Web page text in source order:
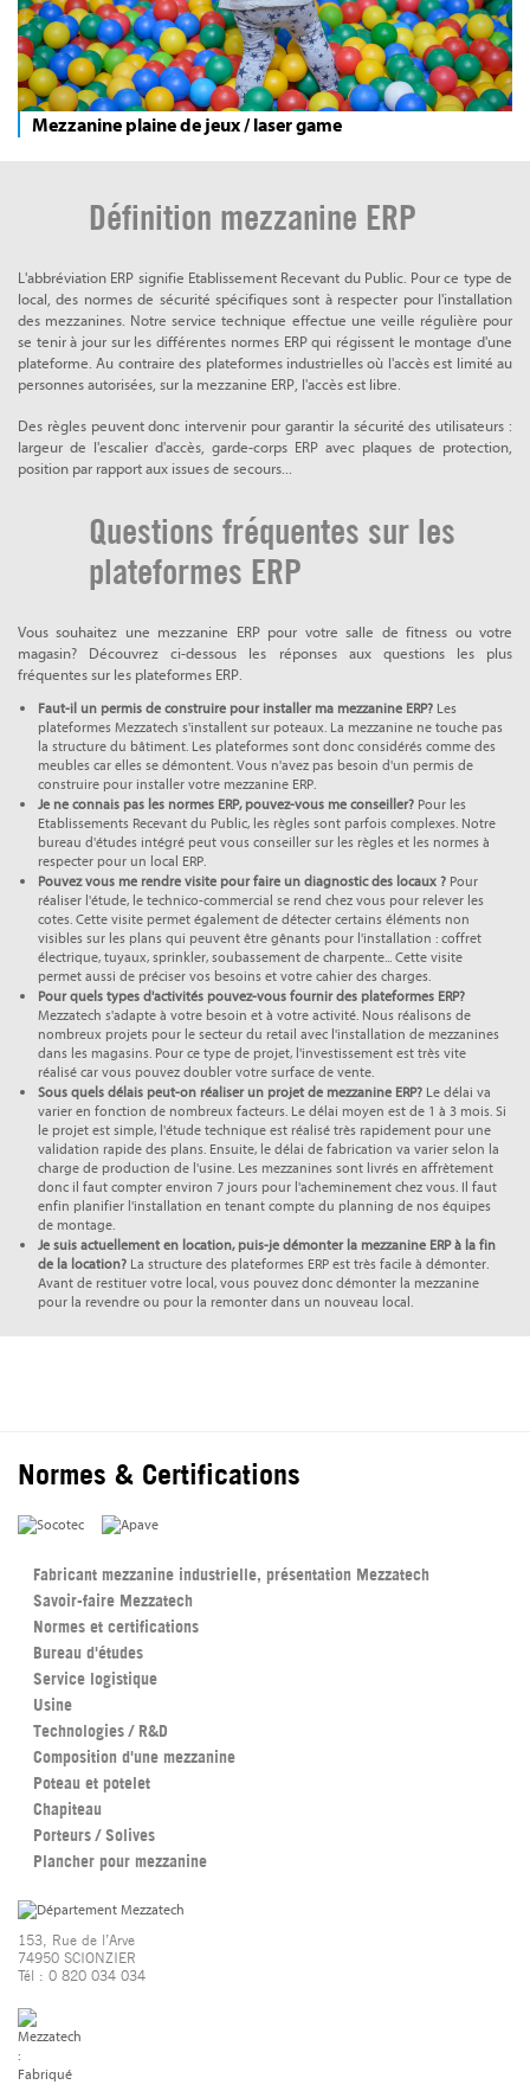
Mezzanine plaine de jeux / laser game
Définition mezzanine ERP
L'abbréviation ERP signifie Etablissement Recevant du Public. Pour ce type de
local, des normes de sécurité spécifiques sont à respecter pour l'installation
des mezzanines. Notre service technique effectue une veille régulière pour
se tenir à jour sur les différentes normes ERP qui régissent le montage d'une
plateforme. Au contraire des plateformes industrielles où l'accès est limité au
personnes autorisées, sur la mezzanine ERP, l'accès est libre.
Des règles peuvent donc intervenir pour garantir la sécurité des utilisateurs :
largeur de l'escalier d'accès, garde-corps ERP avec plaques de protection,
position par rapport aux issues de secours...
Questions fréquentes sur les
plateformes ERP
Vous souhaitez une mezzanine ERP pour votre salle de fitness ou votre
magasin? Découvrez ci-dessous les réponses aux questions les plus
fréquentes sur les plateformes ERP.
Faut-il un permis de construire pour installer ma mezzanine ERP? Les
plateformes Mezzatech s'installent sur poteaux. La mezzanine ne touche pas
la structure du bâtiment. Les plateformes sont donc considérés comme des
meubles car elles se démontent. Vous n'avez pas besoin d'un permis de
construire pour installer votre mezzanine ERP.
Je ne connais pas les normes ERP, pouvez-vous me conseiller? Pour les
Etablissements Recevant du Public, les règles sont parfois complexes. Notre
bureau d'études intégré peut vous conseiller sur les règles et les normes à
respecter pour un local ERP.
Pouvez vous me rendre visite pour faire un diagnostic des locaux ? Pour
réaliser l'étude, le technico-commercial se rend chez vous pour relever les
cotes. Cette visite permet également de détecter certains éléments non
visibles sur les plans qui peuvent être gênants pour l'installation : coffret
électrique, tuyaux, sprinkler, soubassement de charpente... Cette visite
permet aussi de préciser vos besoins et votre cahier des charges.
Pour quels types d'activités pouvez-vous fournir des plateformes ERP?
Mezzatech s'adapte à votre besoin et à votre activité. Nous réalisons de
nombreux projets pour le secteur du retail avec l'installation de mezzanines
dans les magasins. Pour ce type de projet, l'investissement est très vite
réalisé car vous pouvez doubler votre surface de vente.
Sous quels délais peut-on réaliser un projet de mezzanine ERP? Le délai va
varier en fonction de nombreux facteurs. Le délai moyen est de 1 à 3 mois. Si
le projet est simple, l'étude technique est réalisé très rapidement pour une
validation rapide des plans. Ensuite, le délai de fabrication va varier selon la
charge de production de l'usine. Les mezzanines sont livrés en affrètement
donc il faut compter environ 7 jours pour l'acheminement chez vous. Il faut
enfin planifier l'installation en tenant compte du planning de nos équipes
de montage.
Je suis actuellement en location, puis-je démonter la mezzanine ERP à la fin
de la location? La structure des plateformes ERP est très facile à démonter.
Avant de restituer votre local, vous pouvez donc démonter la mezzanine
pour la revendre ou pour la remonter dans un nouveau local.
Normes & Certifications
Fabricant mezzanine industrielle, présentation Mezzatech
Savoir-faire Mezzatech
Normes et certifications
Bureau d'études
Service logistique
Usine
Technologies / R&D
Composition d'une mezzanine
Poteau et potelet
Chapiteau
Porteurs / Solives
Plancher pour mezzanine
153, Rue de l’Arve
74950 SCIONZIER
Tél : 0 820 034 034